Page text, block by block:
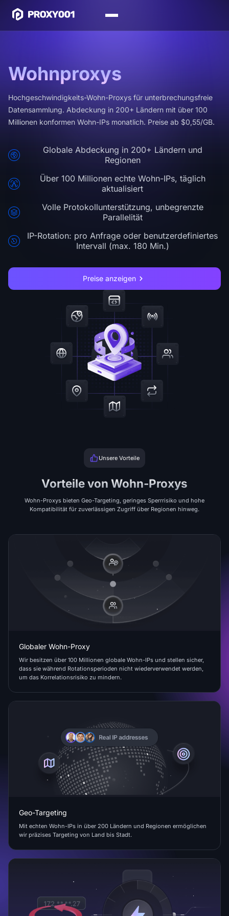
Wohnproxys
Hochgeschwindigkeits-Wohn-Proxys für unterbrechungsfreie
Datensammlung. Abdeckung in 200+ Ländern mit über 100
Millionen konformen Wohn-IPs monatlich. Preise ab $0,55/GB.
Globale Abdeckung in 200+ Ländern und
Regionen
Über 100 Millionen echte Wohn-IPs, täglich
aktualisiert
Volle Protokollunterstützung, unbegrenzte
Parallelität
IP-Rotation: pro Anfrage oder benutzerdefiniertes
Intervall (max. 180 Min.)
Preise anzeigen
Unsere Vorteile
Vorteile von Wohn-Proxys
Wohn-Proxys bieten Geo-Targeting, geringes Sperrrisiko und hohe
Kompatibilität für zuverlässigen Zugriff über Regionen hinweg.
Globaler Wohn-Proxy
Wir besitzen über 100 Millionen globale Wohn-IPs und stellen sicher,
dass sie während Rotationsperioden nicht wiederverwendet werden,
um das Korrelationsrisiko zu mindern.
Geo-Targeting
Mit echten Wohn-IPs in über 200 Ländern und Regionen ermöglichen
wir präzises Targeting von Land bis Stadt.